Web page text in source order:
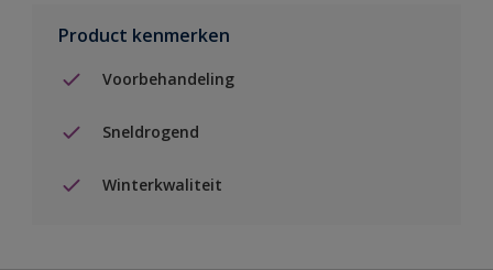
Product kenmerken
Voorbehandeling
Sneldrogend
Winterkwaliteit